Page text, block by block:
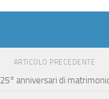
ARTICOLO PRECEDENTE
25° anniversari di